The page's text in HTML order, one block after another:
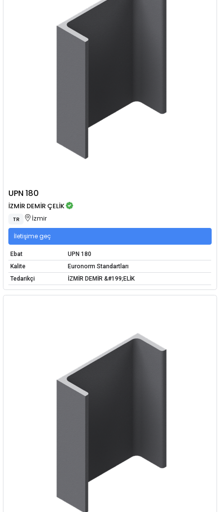
UPN 180
İZMİR DEMİR ÇELİK
TR İzmir
İletişime geç
Ebat
UPN 180
Kalite
Euronorm Standartları
Tedarikçi
İZMİR DEMİR &#199;ELİK